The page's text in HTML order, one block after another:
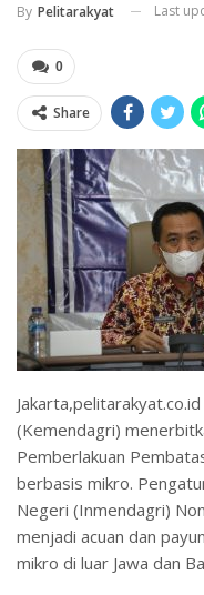
By Pelitarakyat Last
0
Share
(Kemendagri)
Pemberlakuan
berbasis mikro.
Negeri (Inmendagri)
menjadi acuan dan
mikro di luar Jawa dan